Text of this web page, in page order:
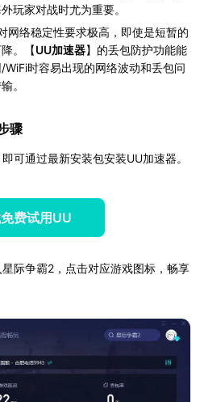
玩家对战时尤为重要。
网络稳定性要求极高，即使是短暂的
。【UU加速器】的丢包防护功能能
时容易出现的网络波动和丢包问
。
骤
可通过最新安装包安装UU加速器。
费试用UU
际争霸2，点击对应游戏图标，畅享